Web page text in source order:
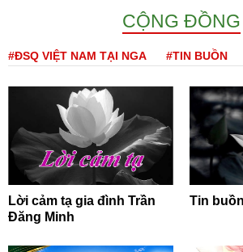
CỘNG ĐỒNG
#ĐSQ VIỆT NAM TẠI NGA #TIN BUỒN
Lời cảm tạ gia đình Trần
Đăng Minh
Tin